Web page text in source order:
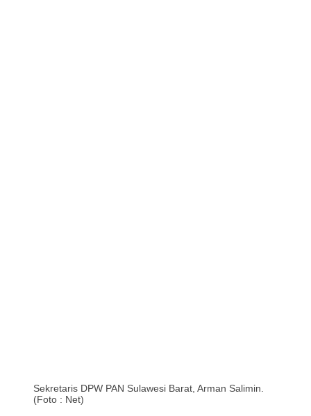
Sekretaris DPW PAN Sulawesi Barat, Arman Salimin.
(Foto : Net)